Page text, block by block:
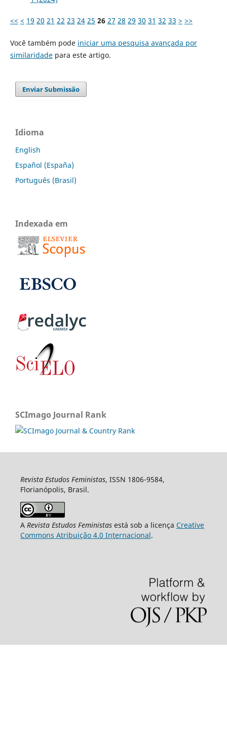
<< < 19 20 21 22 23 24 25 26 27 28 29 30 31 32 33 > >>
Você também pode iniciar uma pesquisa avançada por
similaridadepara este artigo.
Enviar Submissão
Idioma
English
Español (España)
Português (Brasil)
Indexada em
SCImago Journal Rank
Revista Estudos Feministas, ISSN 1806-9584,
Florianópolis, Brasil.
A Revista Estudos Feministasestá sob a licença Creative
Commons Atribuição 4.0 Internacional.